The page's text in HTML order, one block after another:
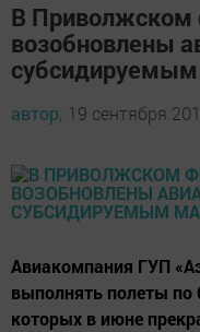
В Приволжском
возобновлены
автор, 19 сентября
Авиакомпания ГУП
выполнять полеты
которых в июне